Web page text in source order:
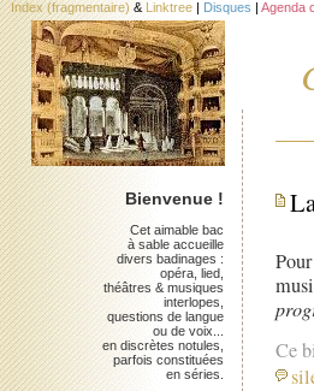
Index (fragmentaire) & Linktree | Disques | Agenda
Ce
Bienvenue !
Cet aimable bac
à sable accueille
divers badinages :
opéra, lied,
théâtres & musiques
interlopes,
questions de langue
ou de voix...
en discrètes notules,
parfois constituées
en séries.